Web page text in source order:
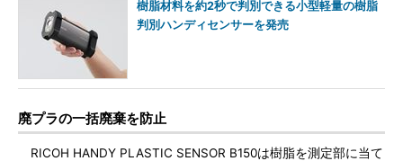
樹脂材料を約2秒で判別できる小型軽量の樹脂
判別ハンディセンサーを発売
廃プラの一括廃棄を防止
RICOH HANDY PLASTIC SENSOR B150は樹脂を測定部に当て